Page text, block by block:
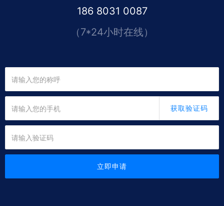
186 8031 0087
（7*24小时在线）
获取验证码
立即申请